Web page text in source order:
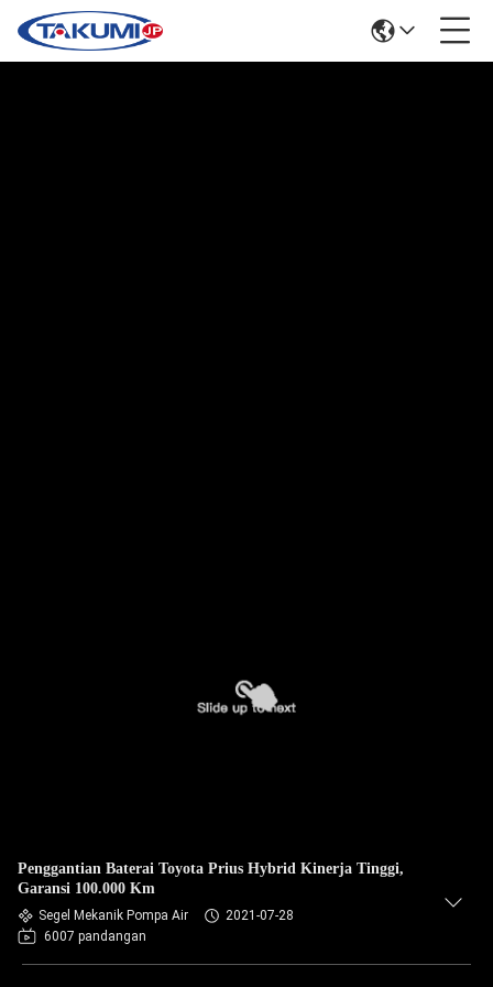
Penggantian Baterai Toyota Prius Hybrid Kinerja Tinggi,
Garansi 100.000 Km
Segel Mekanik Pompa Air
2021-07-28
6007 pandangan